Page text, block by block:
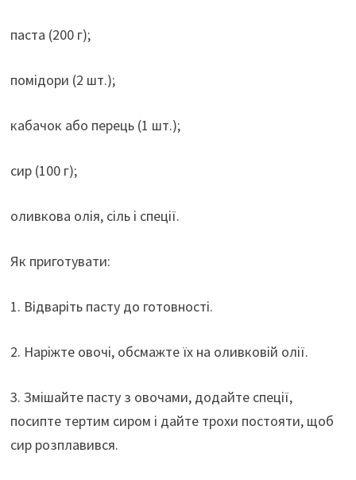
паста (200 г);
помідори (2 шт.);
кабачок або перець (1 шт.);
сир (100 г);
оливкова олія, сіль і спеції.
Як приготувати:
1. Відваріть пасту до готовності.
2. Наріжте овочі, обсмажте їх на оливковій олії.
3. Змішайте пасту з овочами, додайте спеції,
посипте тертим сиром і дайте трохи постояти, щоб
сир розплавився.